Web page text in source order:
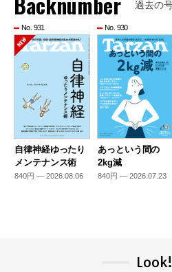
過去の
No. 931
自律神経ゆったり
メンテナンス術
840円 — 2026.08.06
No. 930
あっという間の
2kg減
840円 — 2026.07.23
Look!